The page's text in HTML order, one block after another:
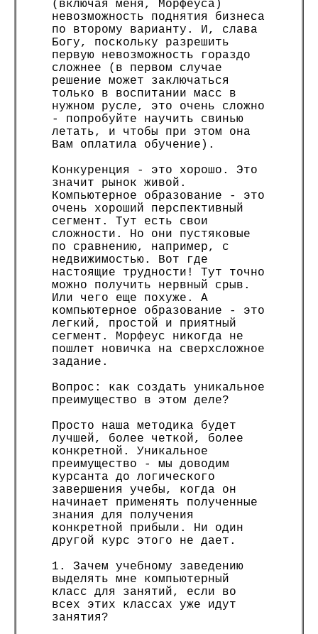
(включая меня, Морфеуса)
невозможность поднятия бизнеса
по второму варианту. И, слава
Богу, поскольку разрешить
первую невозможность гораздо
сложнее (в первом случае
решение может заключаться
только в воспитании масс в
нужном русле, это очень сложно
- попробуйте научить свинью
летать, и чтобы при этом она
Вам оплатила обучение).
Конкуренция - это хорошо. Это
значит рынок живой.
Компьютерное образование - это
очень хороший перспективный
сегмент. Тут есть свои
сложности. Но они пустяковые
по сравнению, например, с
недвижимостью. Вот где
настоящие трудности! Тут точно
можно получить нервный срыв.
Или чего еще похуже. А
компьютерное образование - это
легкий, простой и приятный
сегмент. Морфеус никогда не
пошлет новичка на сверхсложное
задание.
Вопрос: как создать уникальное
преимущество в этом деле?
Просто наша методика будет
лучшей, более четкой, более
конкретной. Уникальное
преимущество - мы доводим
курсанта до логического
завершения учебы, когда он
начинает применять полученные
знания для получения
конкретной прибыли. Ни один
другой курс этого не дает.
1. Зачем учебному заведению
выделять мне компьютерный
класс для занятий, если во
всех этих классах уже идут
занятия?